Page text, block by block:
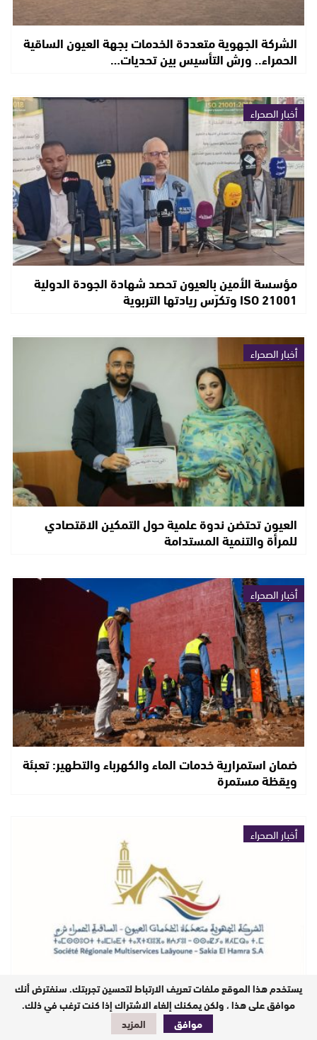
الشركة الجهوية متعددة الخدمات بجهة العيون الساقية
الحمراء.. ورش التأسيس بين تحديات…
أخبار الصحراء
مؤسسة الأمين بالعيون تحصد شهادة الجودة الدولية
ISO 21001 وتكرّس ريادتها التربوية
أخبار الصحراء
العيون تحتضن ندوة علمية حول التمكين الاقتصادي
للمرأة والتنمية المستدامة
أخبار الصحراء
ضمان استمرارية خدمات الماء والكهرباء والتطهير: تعبئة
ويقظة مستمرة
أخبار الصحراء
الشركة الجهوية متعددة الخدمات العيون الساقية
الحمراء.. دينامية متواصلة لتجويد الخدمات…
يستخدم هذا الموقع ملفات تعريف الارتباط لتحسين تجربتك. سنفترض أنك
موافق على هذا ، ولكن يمكنك إلغاء الاشتراك إذا كنت ترغب في ذلك.
موافق
المزيد